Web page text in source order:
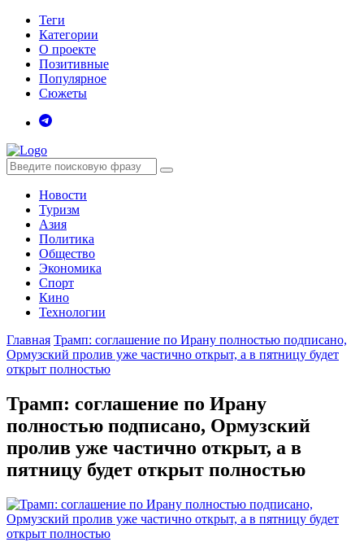
Теги
Категории
О проекте
Позитивные
Популярное
Сюжеты
Новости
Туризм
Азия
Политика
Общество
Экономика
Спорт
Кино
Технологии
Главная Трамп: соглашение по Ирану полностью подписано,
Ормузский пролив уже частично открыт, а в пятницу будет
открыт полностью
Трамп: соглашение по Ирану
полностью подписано, Ормузский
пролив уже частично открыт, а в
пятницу будет открыт полностью